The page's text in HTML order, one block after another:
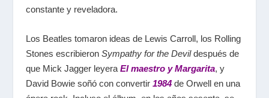
constante y reveladora.
Los Beatles tomaron ideas de Lewis Carroll, los Rolling
Stones escribieron Sympathy for the Devildespués de
que Mick Jagger leyera El maestro y Margarita, y
David Bowie soñó con convertir 1984de Orwell en una